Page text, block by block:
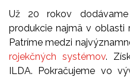
Už 20 rokov
produkcie najmä v oblasti
Patríme medzi
rojekčných systémov.
ILDA. Pokračujeme vo